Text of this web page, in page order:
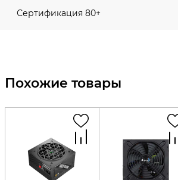
Сертификация 80+
Похожие товары